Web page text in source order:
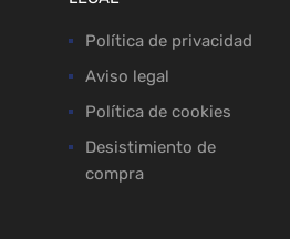
Política de privacidad
Aviso legal
Política de cookies
Desistimiento de
compra